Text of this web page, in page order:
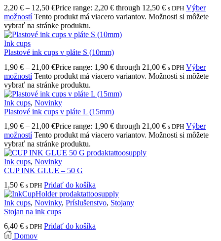
2,20 € – 12,50 €Price range: 2,20 € through 12,50 € s DPH Výber
možností Tento produkt má viacero variantov. Možnosti si môžete
vybrať na stránke produktu.
Ink cups
Plastové ink cups v pláte S (10mm)
1,90 € – 21,00 €Price range: 1,90 € through 21,00 € s DPH Výber
možností Tento produkt má viacero variantov. Možnosti si môžete
vybrať na stránke produktu.
Ink cups, Novinky
Plastové ink cups v pláte L (15mm)
1,90 € – 21,00 €Price range: 1,90 € through 21,00 € s DPH Výber
možností Tento produkt má viacero variantov. Možnosti si môžete
vybrať na stránke produktu.
Ink cups, Novinky
CUP INK GLUE – 50 G
1,50 € s DPH Pridať do košíka
Ink cups, Novinky, Príslušenstvo, Stojany
Stojan na ink cups
6,40 € s DPH Pridať do košíka
Domov